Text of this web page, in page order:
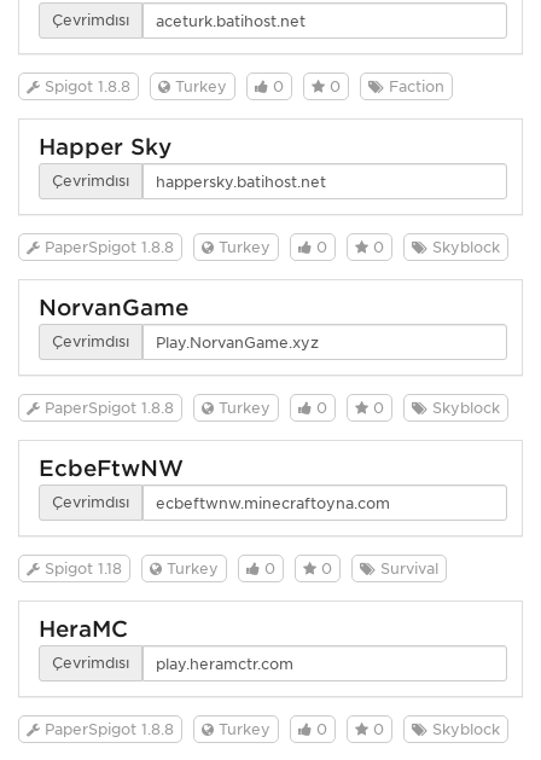
Çevrimdışı
Spigot 1.8.8 Turkey 0 0 Faction
Happer Sky
Çevrimdışı
PaperSpigot 1.8.8 Turkey 0 0 Skyblock
NorvanGame
Çevrimdışı
PaperSpigot 1.8.8 Turkey 0 0 Skyblock
EcbeFtwNW
Çevrimdışı
Spigot 1.18 Turkey 0 0 Survival
HeraMC
Çevrimdışı
PaperSpigot 1.8.8 Turkey 0 0 Skyblock